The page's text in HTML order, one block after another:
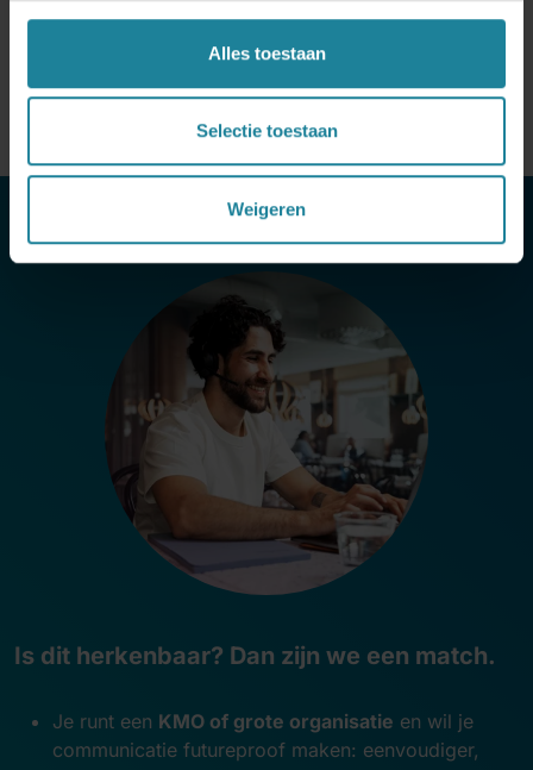
Direct demo aanvragen Ontdek meer
Is dit herkenbaar? Dan zijn we een match.
Je runt een KMO of grote organisatie en wil je
communicatie futureproof maken: eenvoudiger,